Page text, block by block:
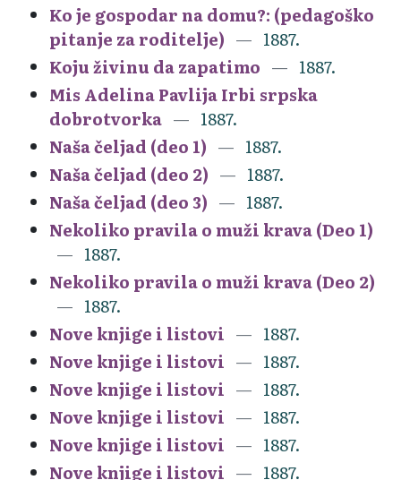
Ko je gospodar na domu?: (pedagoško
pitanje za roditelje)
1887.
Koju živinu da zapatimo
1887.
Mis Adelina Pavlija Irbi srpska
dobrotvorka
1887.
Naša čeljad (deo 1)
1887.
Naša čeljad (deo 2)
1887.
Naša čeljad (deo 3)
1887.
Nekoliko pravila o muži krava (Deo 1)
1887.
Nekoliko pravila o muži krava (Deo 2)
1887.
Nove knjige i listovi
1887.
Nove knjige i listovi
1887.
Nove knjige i listovi
1887.
Nove knjige i listovi
1887.
Nove knjige i listovi
1887.
Nove knjige i listovi
1887.